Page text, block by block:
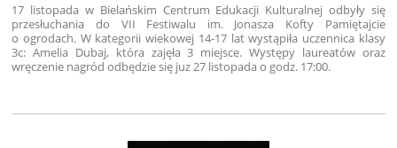
17 listopada w Bielańskim Centrum Edukacji Kulturalnej odbyły się
przesłuchania do VII Festiwalu im. Jonasza Kofty Pamiętajcie
o ogrodach. W kategorii wiekowej 14-17 lat wystąpiła uczennica klasy
3c: Amelia Dubaj, która zajęła 3 miejsce. Występy laureatów oraz
wręczenie nagród odbędzie się juz 27 listopada o godz. 17:00.